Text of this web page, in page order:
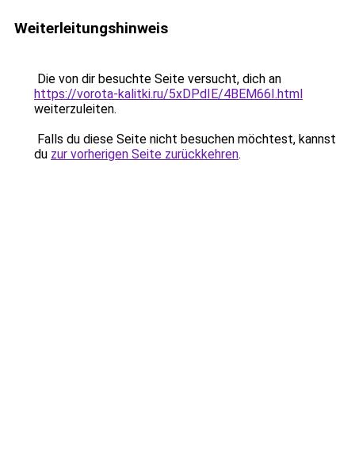
Weiterleitungshinweis
Die von dir besuchte Seite versucht, dich an
https://vorota-kalitki.ru/5xDPdIE/4BEM66I.html
weiterzuleiten.
Falls du diese Seite nicht besuchen möchtest, kannst
du zur vorherigen Seite zurückkehren.